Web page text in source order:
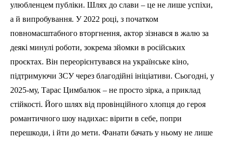
улюбленцем публіки. Шлях до слави – це не лише успіхи,
а й випробування. У 2022 році, з початком
повномасштабного вторгнення, актор зізнався в жалю за
деякі минулі роботи, зокрема зйомки в російських
проєктах. Він переорієнтувався на українське кіно,
підтримуючи ЗСУ через благодійні ініціативи. Сьогодні, у
2025-му, Тарас Цимбалюк – не просто зірка, а приклад
стійкості. Його шлях від провінційного хлопця до героя
романтичного шоу надихає: вірити в себе, попри
перешкоди, і йти до мети. Фанати бачать у ньому не лише